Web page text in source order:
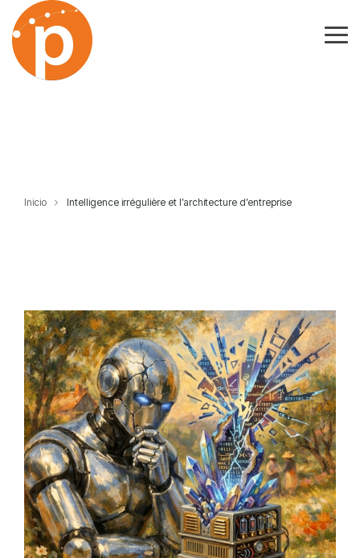
Skip
the
main
content.
Inicio Intelligence irrégulière et l’architecture d’entreprise